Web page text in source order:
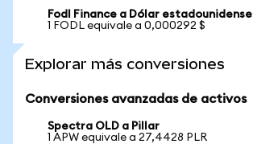
Fodl Finance a Dólar estadounidense
1 FODL equivale a 0,000292 $
Explorar más conversiones
Conversiones avanzadas de activos
Spectra OLD a Pillar
1 APW equivale a 27,4428 PLR